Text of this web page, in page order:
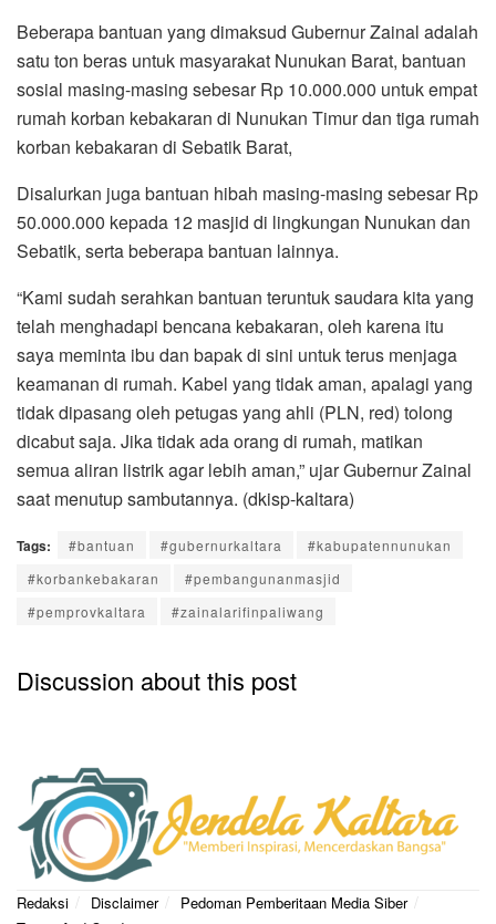
Beberapa bantuan yang dimaksud Gubernur Zainal adalah
satu ton beras untuk masyarakat Nunukan Barat, bantuan
sosial masing-masing sebesar Rp 10.000.000 untuk empat
rumah korban kebakaran di Nunukan Timur dan tiga rumah
korban kebakaran di Sebatik Barat,
Disalurkan juga bantuan hibah masing-masing sebesar Rp
50.000.000 kepada 12 masjid di lingkungan Nunukan dan
Sebatik, serta beberapa bantuan lainnya.
“Kami sudah serahkan bantuan teruntuk saudara kita yang
telah menghadapi bencana kebakaran, oleh karena itu
saya meminta ibu dan bapak di sini untuk terus menjaga
keamanan di rumah. Kabel yang tidak aman, apalagi yang
tidak dipasang oleh petugas yang ahli (PLN, red) tolong
dicabut saja. Jika tidak ada orang di rumah, matikan
semua aliran listrik agar lebih aman,” ujar Gubernur Zainal
saat menutup sambutannya. (dkisp-kaltara)
Tags: #bantuan #gubernurkaltara
#kabupatennunukan
#korbankebakaran
#pembangunanmasjid
#pemprovkaltara
#zainalarifinpaliwang
Discussion about this post
Redaksi Disclaimer
Pedoman Pemberitaan Media Siber